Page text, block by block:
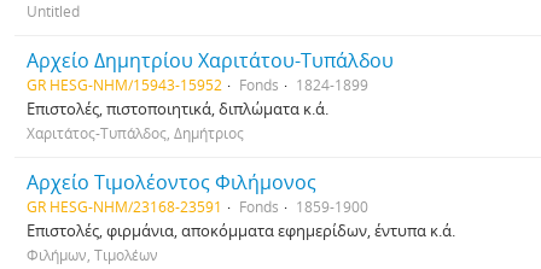
Untitled
Αρχείο Δημητρίου Χαριτάτου-Τυπάλδου
GR HESG-NHM/15943-15952 Fonds 1824-1899
Επιστολές, πιστοποιητικά, διπλώματα κ.ά.
Χαριτάτος-Τυπάλδος, Δημήτριος
Αρχείο Τιμολέοντος Φιλήμονος
GR HESG-NHM/23168-23591 Fonds 1859-1900
Επιστολές, φιρμάνια, αποκόμματα εφημερίδων, έντυπα κ.ά.
Φιλήμων, Τιμολέων